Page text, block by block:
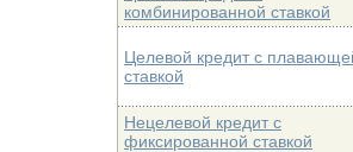
комбинированной ставкой
Целевой кредит с
ставкой
Нецелевой кредит с
фиксированной ставкой